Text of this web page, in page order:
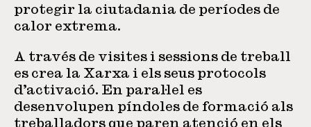
protegir la ciutadania de períodes de
calor extrema.
A través de visites i sessions de treball
es crea la Xarxa i els seus protocols
d’activació. En paral·lel es
desenvolupen píndoles de formació als
treballadors que paren atenció en els